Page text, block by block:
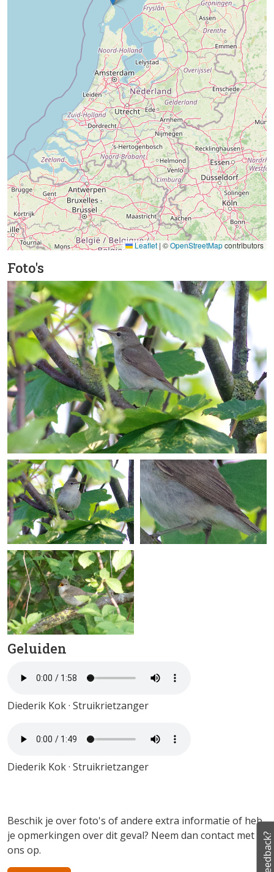
Leaflet| ©OpenStreetMapcontributors
Foto's
Geluiden
Diederik Kok · Struikrietzanger
Diederik Kok · Struikrietzanger
Beschik je over foto's of andere extra informatie of heb
je opmerkingen over dit geval? Neem dan contact met
ons op.
Feedback?